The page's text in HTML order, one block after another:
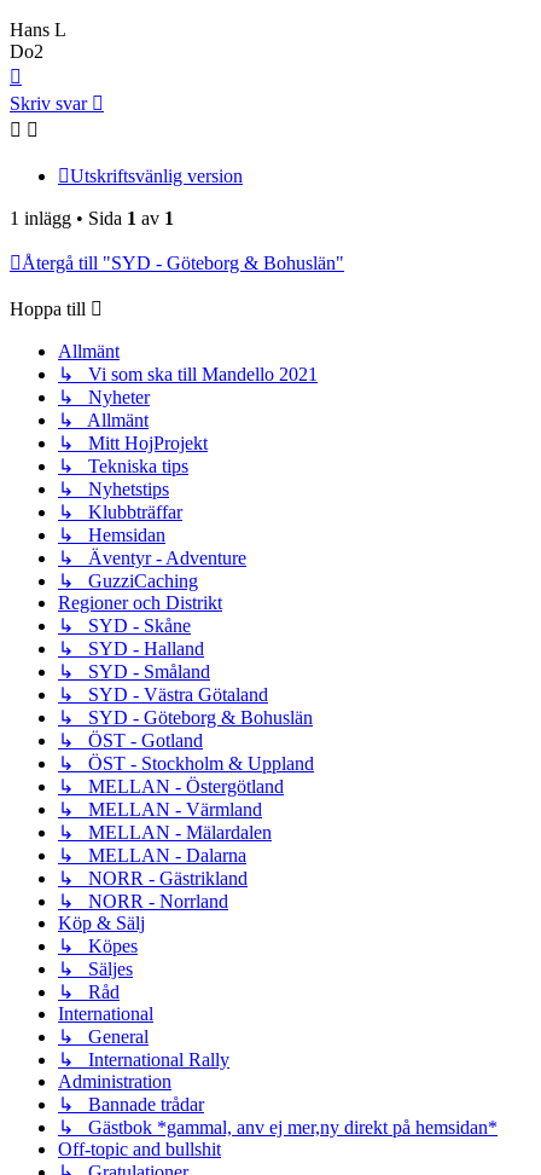
Hans L
Do2
Skriv svar
Utskriftsvänlig version
1 inlägg • Sida 1 av 1
Återgå till "SYD - Göteborg & Bohuslän"
Hoppa till
Allmänt
↳ Vi som ska till Mandello 2021
↳ Nyheter
↳ Allmänt
↳ Mitt HojProjekt
↳ Tekniska tips
↳ Nyhetstips
↳ Klubbträffar
↳ Hemsidan
↳ Äventyr - Adventure
↳ GuzziCaching
Regioner och Distrikt
↳ SYD - Skåne
↳ SYD - Halland
↳ SYD - Småland
↳ SYD - Västra Götaland
↳ SYD - Göteborg & Bohuslän
↳ ÖST - Gotland
↳ ÖST - Stockholm & Uppland
↳ MELLAN - Östergötland
↳ MELLAN - Värmland
↳ MELLAN - Mälardalen
↳ MELLAN - Dalarna
↳ NORR - Gästrikland
↳ NORR - Norrland
Köp & Sälj
↳ Köpes
↳ Säljes
↳ Råd
International
↳ General
↳ International Rally
Administration
↳ Bannade trådar
↳ Gästbok *gammal, anv ej mer,ny direkt på hemsidan*
Off-topic and bullshit